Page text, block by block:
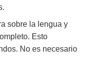
sobre la lengua y
Esto
No es necesario